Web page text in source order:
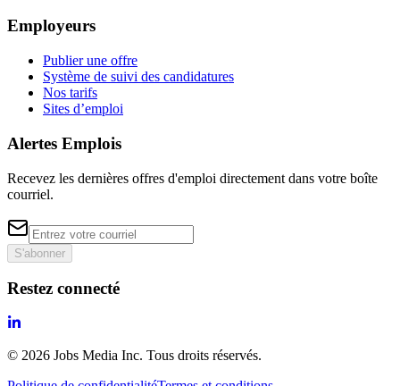
Employeurs
Publier une offre
Système de suivi des candidatures
Nos tarifs
Sites d’emploi
Alertes Emplois
Recevez les dernières offres d'emploi directement dans votre boîte
courriel.
S'abonner
Restez connecté
© 2026 Jobs Media Inc. Tous droits réservés.